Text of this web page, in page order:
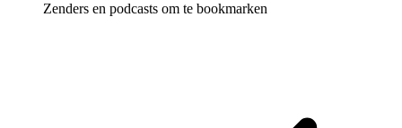
Zenders en podcasts om te bookmarken